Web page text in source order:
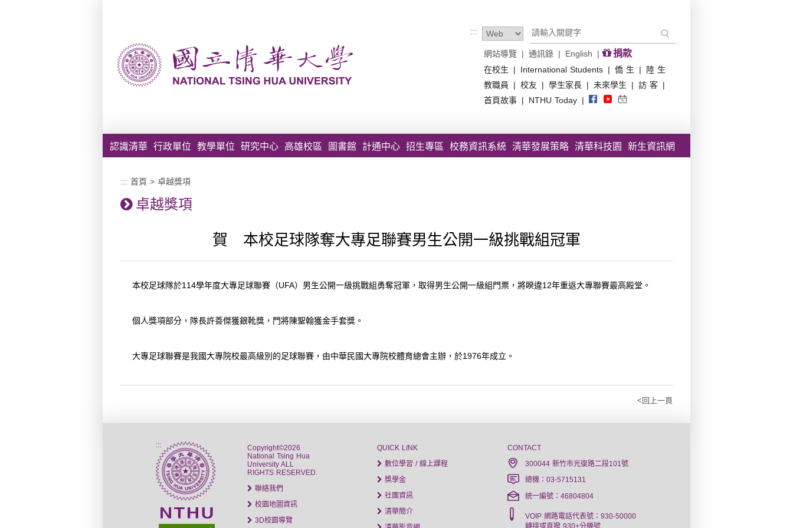
:::
網站導覽 | 通訊錄 | English | 捐款
在校生 | International Students | 僑 生 |
陸 生
教職員
| 校友 | 學生家長 | 未來學生 | 訪 客 |
首頁故事 | NTHU Today |
認識清華 行政單位 教學單位 研究中心 高雄校區 圖書館 計通中心 招生專區 校務資訊系統 清華發展策略 清華科技園 新生資訊網
::: 首頁 > 卓越獎項
卓越獎項
賀 本校足球隊奪大專足聯賽男生公開一級挑戰組冠軍
本校足球隊於114學年度大專足球聯賽（UFA）男生公開一級挑戰組勇奪冠軍，取得男生公開一級組門票，將睽違12年重返大專聯賽最高殿堂。
個人獎項部分，隊長許善傑獲銀靴獎，門將陳聖翰獲金手套獎。
大專足球聯賽是我國大專院校最高級別的足球聯賽，由中華民國大專院校體育總會主辦，於1976年成立。
<回上一頁
:::
Copyright©2026
National Tsing Hua
University ALL
RIGHTS RESERVED.
聯絡我們
校園地圖資訊
3D校園導覽
QUICK LINK
數位學習 / 線上課程
獎學金
社團資訊
清華簡介
CONTACT
300044 新竹市光復路二段101號
總機：03-5715131
統一編號：46804804
VOIP 網路電話代表號：930-50000
轉接或直撥 930+分機號